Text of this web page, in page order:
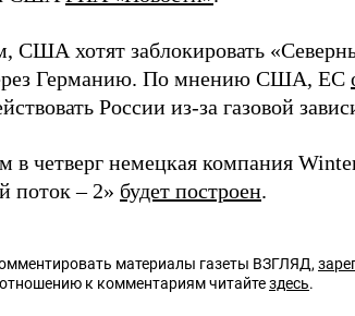
США хотят заблокировать
Германию. По мнению США, ЕС
России из-за газовой
в четверг немецкая компания
поток – 2» будет построен.
материалы газеты ВЗГЛЯД,
к комментариям читайтездесь.